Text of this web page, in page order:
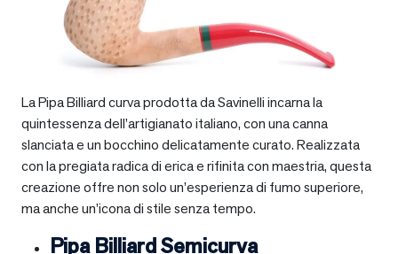
La Pipa Billiard curva prodotta da Savinelli incarna la
quintessenza dell’artigianato italiano, con una canna
slanciata e un bocchino delicatamente curato. Realizzata
con la pregiata radica di erica e rifinita con maestria, questa
creazione offre non solo un’esperienza di fumo superiore,
ma anche un’icona di stile senza tempo.
Pipa Billiard Semicurva